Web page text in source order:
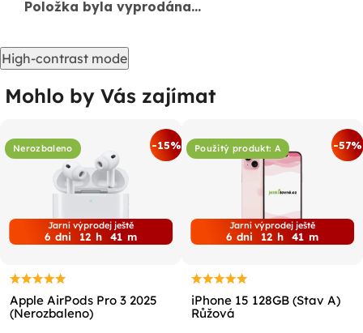
Položka byla vyprodána…
High-contrast mode
Mohlo by Vás zajímat
Nerozbaleno -15%
Jarní výprodej ještě
6 dni 12 h 41 m
Apple AirPods Pro 3 2025
(Nerozbaleno)
Použitý produkt: A -57%
Jarní výprodej ještě
6 dni 12 h 41 m
iPhone 15 128GB (Stav A)
Růžová